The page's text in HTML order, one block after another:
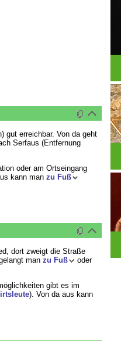
gut erreichbar. Von da geht
Serfaus (Entfernung
oder am Ortseingang
kann man zu Fuß
dort zweigt die Straße
man zu Fuß
oder
gibt es im
). Von da aus kann